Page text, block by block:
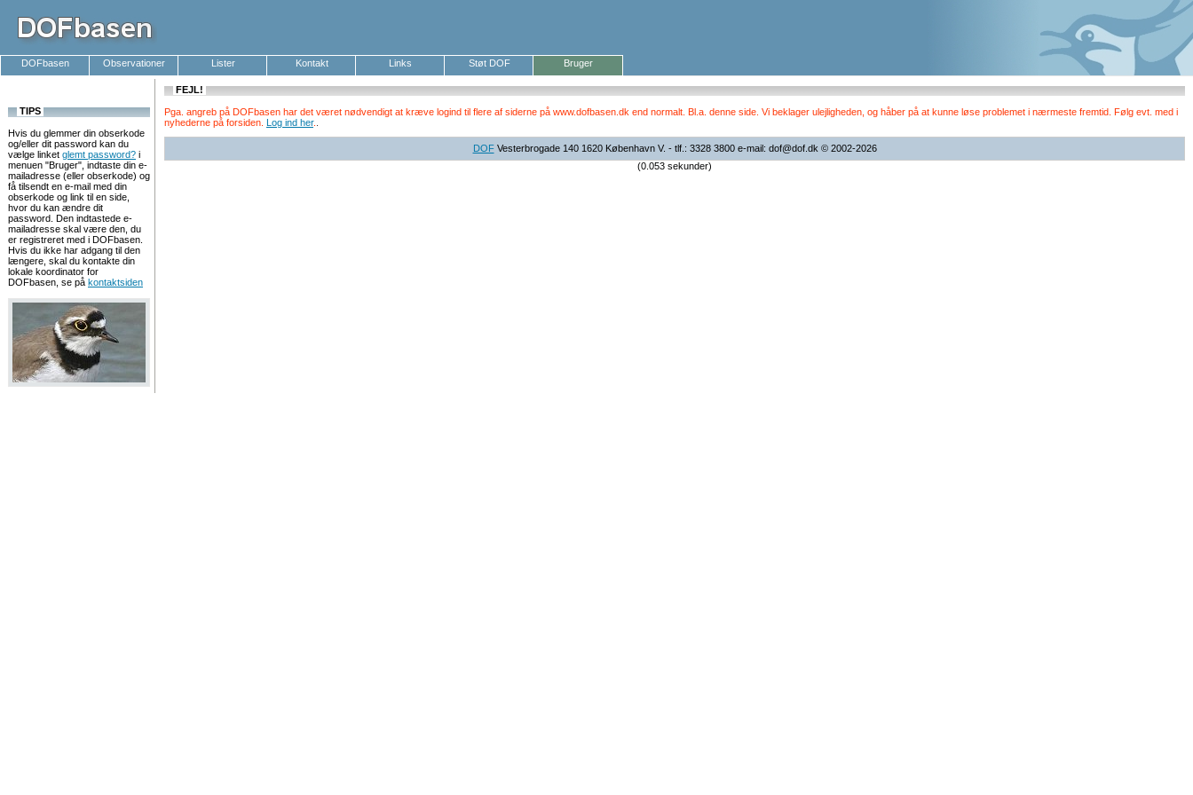
DOFbasen Observationer Lister Kontakt Links Støt DOF Bruger
TIPS
Hvis du glemmer din obserkode
og/eller dit password kan du
vælge linket glemt password? i
menuen "Bruger", indtaste din e-
mailadresse (eller obserkode) og
få tilsendt en e-mail med din
obserkode og link til en side,
hvor du kan ændre dit
password. Den indtastede e-
mailadresse skal være den, du
er registreret med i DOFbasen.
Hvis du ikke har adgang til den
længere, skal du kontakte din
lokale koordinator for
DOFbasen, se på kontaktsiden
FEJL!
Pga. angreb på DOFbasen har det været nødvendigt at kræve logind til flere af siderne på www.dofbasen.dk end normalt. Bl.a. denne side. Vi beklager ulejligheden, og håber på at kunne løse problemet i nærmeste fremtid. Følg evt. med i
nyhederne på forsiden. Log ind her.
DOFVesterbrogade 140 1620 København V. - tlf.: 3328 3800 e-mail: dof@dof.dk © 2002-2026
(0.053 sekunder)